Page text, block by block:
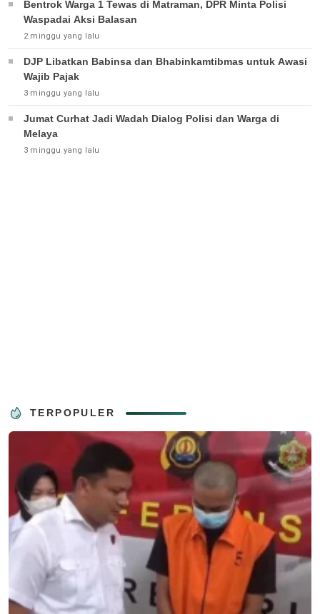
Bentrok Warga 1 Tewas di Matraman, DPR Minta Polisi
Waspadai Aksi Balasan
2 minggu yang lalu
DJP Libatkan Babinsa dan Bhabinkamtibmas untuk Awasi
Wajib Pajak
3 minggu yang lalu
Jumat Curhat Jadi Wadah Dialog Polisi dan Warga di
Melaya
3 minggu yang lalu
TERPOPULER